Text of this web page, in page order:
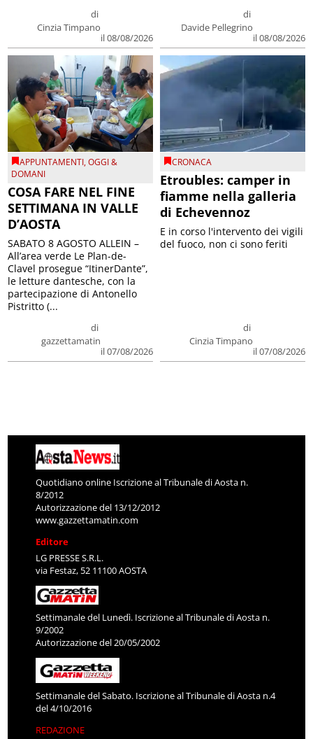
di
Cinzia Timpano
il 08/08/2026
di
Davide Pellegrino
il 08/08/2026
APPUNTAMENTI,OGGI &
DOMANI
COSA FARE NEL FINE
SETTIMANA IN VALLE
D’AOSTA
di
gazzettamatin
il 07/08/2026
SABATO 8 AGOSTO ALLEIN –
All’area verde Le Plan-de-
Clavel prosegue “ItinerDante”,
le letture dantesche, con la
partecipazione di Antonello
Pistritto (...
CRONACA
Etroubles: camper in
fiamme nella galleria
di Echevennoz
di
Cinzia Timpano
il 07/08/2026
E in corso l'intervento dei vigili
del fuoco, non ci sono feriti
Quotidiano online Iscrizione al Tribunale di Aosta n.
8/2012
Autorizzazione del 13/12/2012
www.gazzettamatin.com
Editore
LG PRESSE S.R.L.
via Festaz, 52 11100 AOSTA
Settimanale del Lunedì. Iscrizione al Tribunale di Aosta n.
9/2002
Autorizzazione del 20/05/2002
Settimanale del Sabato. Iscrizione al Tribunale di Aosta n.4
del 4/10/2016
REDAZIONE